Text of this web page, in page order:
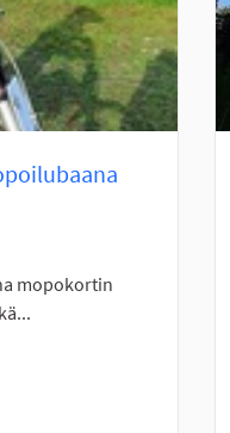
mopokortin
Seinäjoki